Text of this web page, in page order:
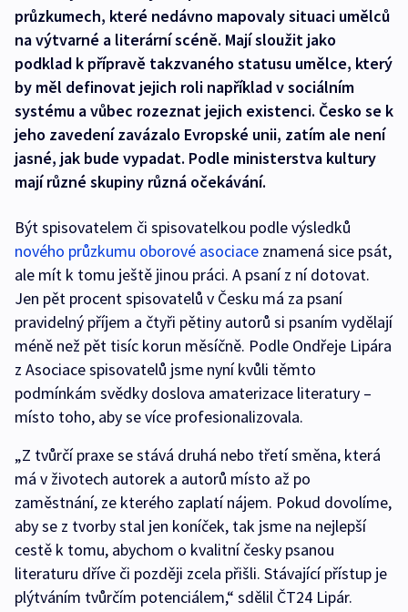
průzkumech, které nedávno mapovaly situaci umělců
na výtvarné a literární scéně. Mají sloužit jako
podklad k přípravě takzvaného statusu umělce, který
by měl definovat jejich roli například v sociálním
systému a vůbec rozeznat jejich existenci. Česko se k
jeho zavedení zavázalo Evropské unii, zatím ale není
jasné, jak bude vypadat. Podle ministerstva kultury
mají různé skupiny různá očekávání.
Být spisovatelem či spisovatelkou podle výsledků
nového průzkumu oborové asociace znamená sice psát,
ale mít k tomu ještě jinou práci. A psaní z ní dotovat.
Jen pět procent spisovatelů v Česku má za psaní
pravidelný příjem a čtyři pětiny autorů si psaním vydělají
méně než pět tisíc korun měsíčně. Podle Ondřeje Lipára
z Asociace spisovatelů jsme nyní kvůli těmto
podmínkám svědky doslova amaterizace literatury –
místo toho, aby se více profesionalizovala.
„Z tvůrčí praxe se stává druhá nebo třetí směna, která
má v životech autorek a autorů místo až po
zaměstnání, ze kterého zaplatí nájem. Pokud dovolíme,
aby se z tvorby stal jen koníček, tak jsme na nejlepší
cestě k tomu, abychom o kvalitní česky psanou
literaturu dříve či později zcela přišli. Stávající přístup je
plýtváním tvůrčím potenciálem,“ sdělil ČT24 Lipár.